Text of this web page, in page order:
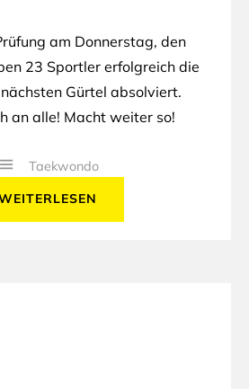
am Donnerstag, den
23 Sportler erfolgreich die
Gürtel absolviert.
an alle! Macht weiter so!
Taekwondo